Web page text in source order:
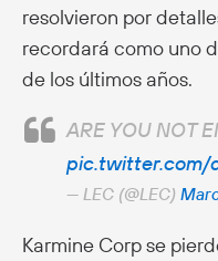
resolvieron por
recordará como uno
de los últimos años.
ARE YOU NOT
pic.twitter.com/
— LEC (@LEC)
Karmine Corp se